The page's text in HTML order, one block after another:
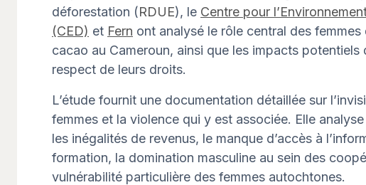
déforestation (RDUE), le Centre pour
(CED) et Fern ont analysé le rôle central des femmes
cacao au Cameroun, ainsi que les impacts potentiels
respect de leurs droits.
L’étude fournit une documentation détaillée sur
femmes et la violence qui y est associée. Elle
les inégalités de revenus, le manque d’accès à
formation, la domination masculine au sein des
vulnérabilité particulière des femmes autochtones.